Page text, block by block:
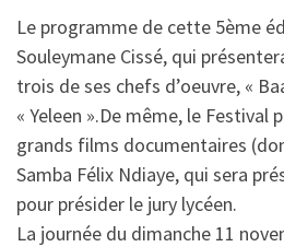
Le programme de cette 5ème
Souleymane Cissé, qui
trois de ses chefs d’oeuvre, «
« Yeleen ».De même, le Festival
grands films documentaires
Samba Félix Ndiaye, qui sera
pour présider le jury lycéen.
La journée du dimanche 11